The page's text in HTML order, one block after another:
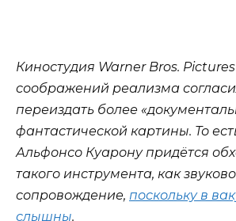
Киностудия Warner Bros.
соображений реализма
переиздать более
фантастической картины. То
Альфонсо Куарону придётся
такого инструмента, как
сопровождение, поскольку в
слышны.